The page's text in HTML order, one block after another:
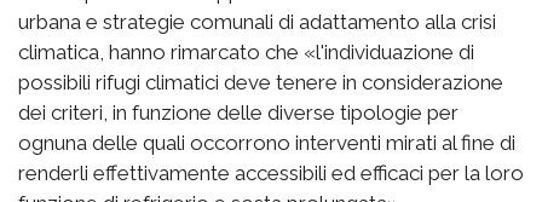
urbana e strategie comunali di adattamento alla crisi
climatica, hanno rimarcato che «l'individuazione di
possibili rifugi climatici deve tenere in considerazione
dei criteri, in funzione delle diverse tipologie per
ognuna delle quali occorrono interventi mirati al fine di
renderli effettivamente accessibili ed efficaci per la loro